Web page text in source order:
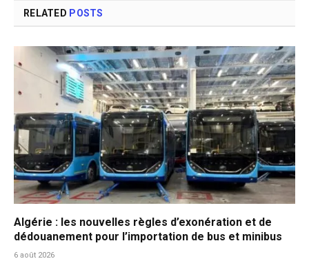
RELATED POSTS
Algérie : les nouvelles règles d’exonération et de
dédouanement pour l’importation de bus et minibus
6 août 2026